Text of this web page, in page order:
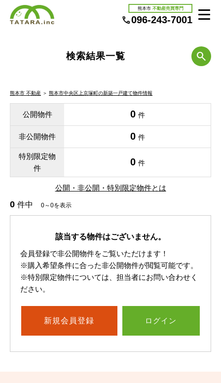
熊本市 不動産売買専門
096-243-7001
検索結果一覧
熊本市 不動産 ＞ 熊本市中央区上京塚町の新築一戸建て物件情報
公開物件 0 件
非公開物件 0 件
特別限定物
件
0 件
公開・非公開・特別限定物件とは
0 件中 0～0を表示
該当する物件はございません。
会員登録で非公開物件をご覧いただけます！
※購入希望条件に合った非公開物件が閲覧可能です。
※特別限定物件については、担当者にお問い合わせく
ださい。
新規会員登録 ログイン